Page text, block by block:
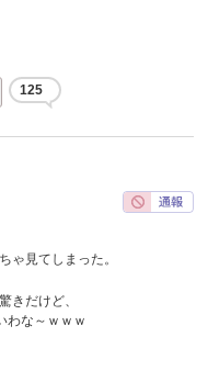
125
ゃ見てしまった。
きだけど、
わな～ｗｗｗ